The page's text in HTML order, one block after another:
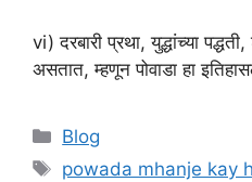
vi) दरबारी प्रथा, युद्धांच्या
असतात, म्हणून पोवाडा हा
Categories
Blog
Tags
powada mhanje kay